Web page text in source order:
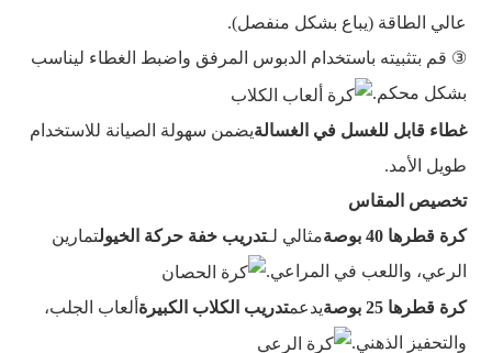
عالي الطاقة (يباع بشكل منفصل).
③ قم بتثبيته باستخدام الدبوس المرفق واضبط الغطاء ليناسب
بشكل محكم.
غطاء قابل للغسل في الغسالةيضمن سهولة الصيانة للاستخدام
طويل الأمد.
تخصيص المقاس
كرة قطرها 40 بوصة
مثالي لـتدريب خفة حركة الخيولتمارين
الرعي، واللعب في المراعي.
كرة قطرها 25 بوصة
يدعمتدريب الكلاب الكبيرة ألعاب الجلب،
والتحفيز الذهني.